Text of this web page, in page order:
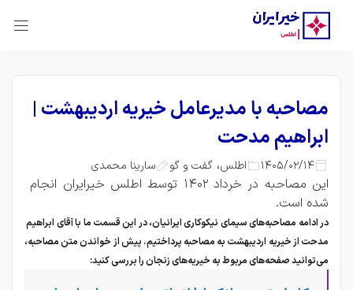
مصاحبه با مدیرعامل خیریه اردیبهشت |
ابراهیم مدحت
1405/02/14 اطلس، گفت و گو سارینا محمدی
این مصاحبه در خرداد 1402 توسط اطلس خیرایران انجام
شده است.
در ادامه مصاحبه‌های سیمای نیکوکاری ایرانیان، در این قسمت ما با آقای ابراهیم
مدحت از خیریه اردیبهشت به مصاحبه پرداختیم. پیش از خواندن متن مصاحبه،
می‌توانید صفحه‌های مربوط به خیریه‌های زنجان را بررسی کنید: